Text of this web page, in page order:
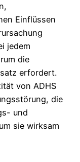
Einflüssen
jedem
die
erfordert.
von ADHS
die
und
sie wirksam